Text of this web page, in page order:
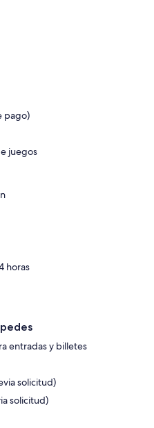
pago)
juegos
horas
entradas y billetes
solicitud)
solicitud)